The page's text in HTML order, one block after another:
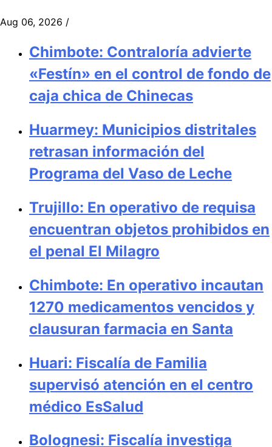
Aug 06, 2026 /
Chimbote: Contraloría advierte
«Festín» en el control de fondo de
caja chica de Chinecas
Huarmey: Municipios distritales
retrasan información del
Programa del Vaso de Leche
Trujillo: En operativo de requisa
encuentran objetos prohibidos en
el penal El Milagro
Chimbote: En operativo incautan
1270 medicamentos vencidos y
clausuran farmacia en Santa
Huari: Fiscalía de Familia
supervisó atención en el centro
médico EsSalud
Bolognesi: Fiscalía investiga